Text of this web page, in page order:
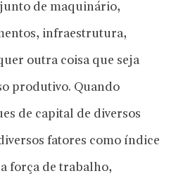
de maquinário,
infraestrutura,
outra coisa que seja
produtivo. Quando
de capital de diversos
fatores como índice
força de trabalho,